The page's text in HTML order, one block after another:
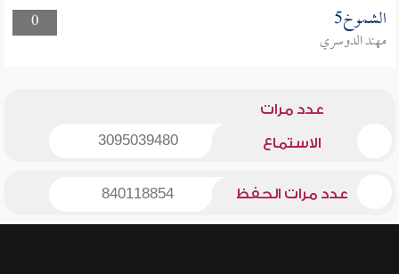
0
الشموخ5
مهند الدوسري
عدد مرات
الاستماع 3095039480
عدد مرات الحفظ 840118854